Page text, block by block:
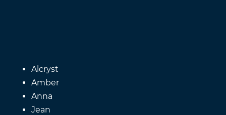
Alcryst
Amber
Anna
Jean